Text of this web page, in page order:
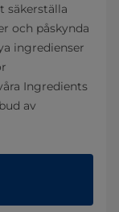
säkerställa
och påskynda
ingredienser
Ingredients
av